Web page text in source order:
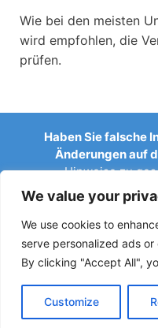
We value your
We use cookies to
serve personalized ads
By clicking "Accept All",
Customize
Wie bei den meisten
wird empfohlen, die
prüfen.
Haben Sie falsche
Änderungen auf
Hinweise zu
Überschwemmungen,
anderen Änderungen
Schreiben Sie uns an: